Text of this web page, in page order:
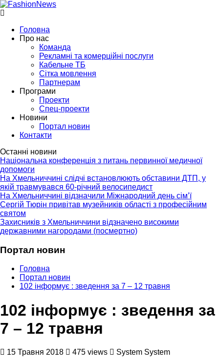
Головна
Про нас
Команда
Рекламні та комерційні послуги
Кабельне ТБ
Сітка мовлення
Партнерам
Програми
Проекти
Спец-проекти
Новини
Портал новин
Контакти
Останні новини
Національна конференція з питань первинної медичної
допомоги
На Хмельниччині слідчі встановлюють обставини ДТП, у
якій травмувався 60-річний велосипедист
На Хмельниччині відзначили Міжнародний день сім’ї
Сергій Тюрін привітав музейників області з професійним
святом
Захисників з Хмельниччини відзначено високими
державними нагородами (посмертно)
Портал новин
Головна
Портал новин
102 інформує : зведення за 7 – 12 травня
102 інформує : зведення за
7 – 12 травня
15 Травня 2018 475 views
System System